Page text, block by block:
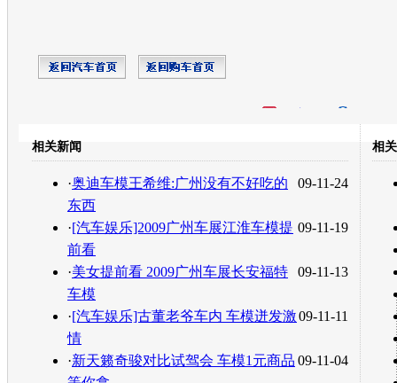
转发至：
相关新闻
09-11-24
·奥迪车模王希维:广州没有不好吃的
东西
09-11-19
·[汽车娱乐]2009广州车展江淮车模提
前看
09-11-13
·美女提前看 2009广州车展长安福特
车模
09-11-11
·[汽车娱乐]古董老爷车内 车模迸发激
情
09-11-04
·新天籁奇骏对比试驾会 车模1元商品
相